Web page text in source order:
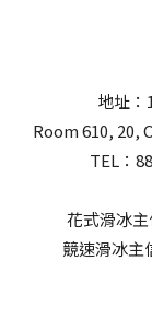
地址：
Room 610, 20,
TEL：
花式滑冰
競速滑冰